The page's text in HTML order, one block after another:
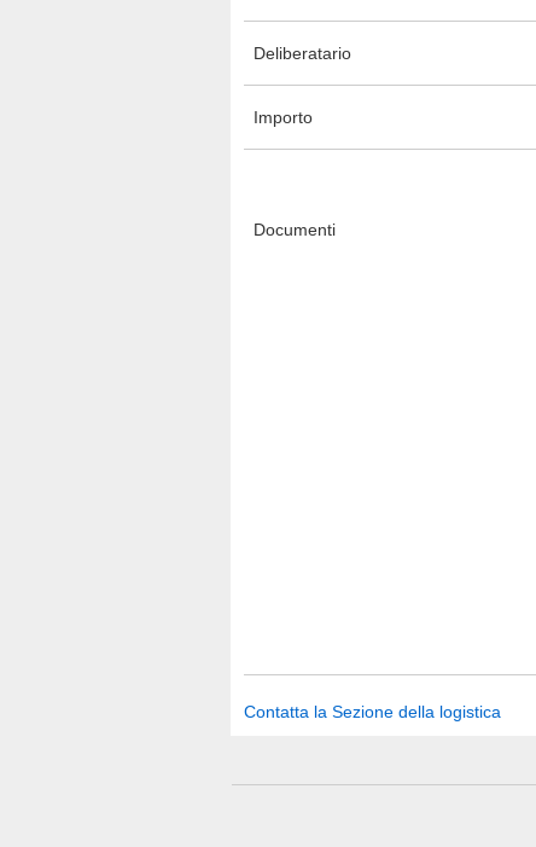
Deliberatario
Importo
Documenti
Contatta la Sezione della logistica